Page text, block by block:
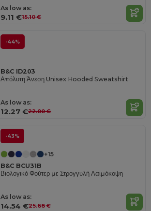
As low as:
9.11 €15.10 €
-44%
B&C ID203
Απόλυτη Άνεση Unisex Hooded Sweatshirt
As low as:
12.27 €22.00 €
-43%
+15
B&C BCU31B
Βιολογικό Φούτερ με Στρογγυλή Λαιμόκοψη
As low as:
14.54 €25.68 €